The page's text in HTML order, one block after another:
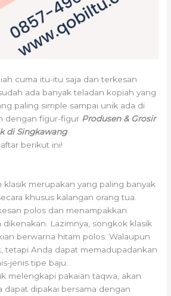
cuma itu-itu saja dan terkesan
ada banyak teladan kopiah yang
paling simple sampai unik ada di
dengan figur-figur Produsen & Grosir
di Singkawang
berikut ini!
klasik merupakan yang paling banyak
khusus kalangan orang tua.
polos dan menampakkan
dikenakan. Lazimnya, songkok klasik
berwarna hitam polos. Walaupun
tetapi Anda dapat memadupadankan
jenis tipe baju.
melengkapi pakaian taqwa, akan
dapat dipakai bersama dengan